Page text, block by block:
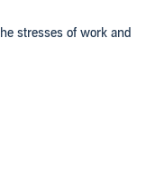
stresses of work and
her damaged
two other couple
dirt road. With no cell
the rest of the way to
as easy to navigate as